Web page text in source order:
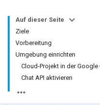
Auf dieser Seite
Ziele
Vorbereitung
Umgebung einrichten
Cloud-Projekt in der
Chat API aktivieren